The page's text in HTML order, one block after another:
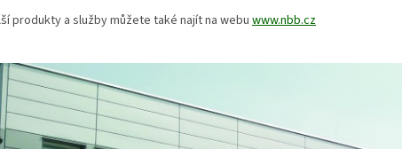
produkty a služby můžete také najít na webu www.nbb.cz